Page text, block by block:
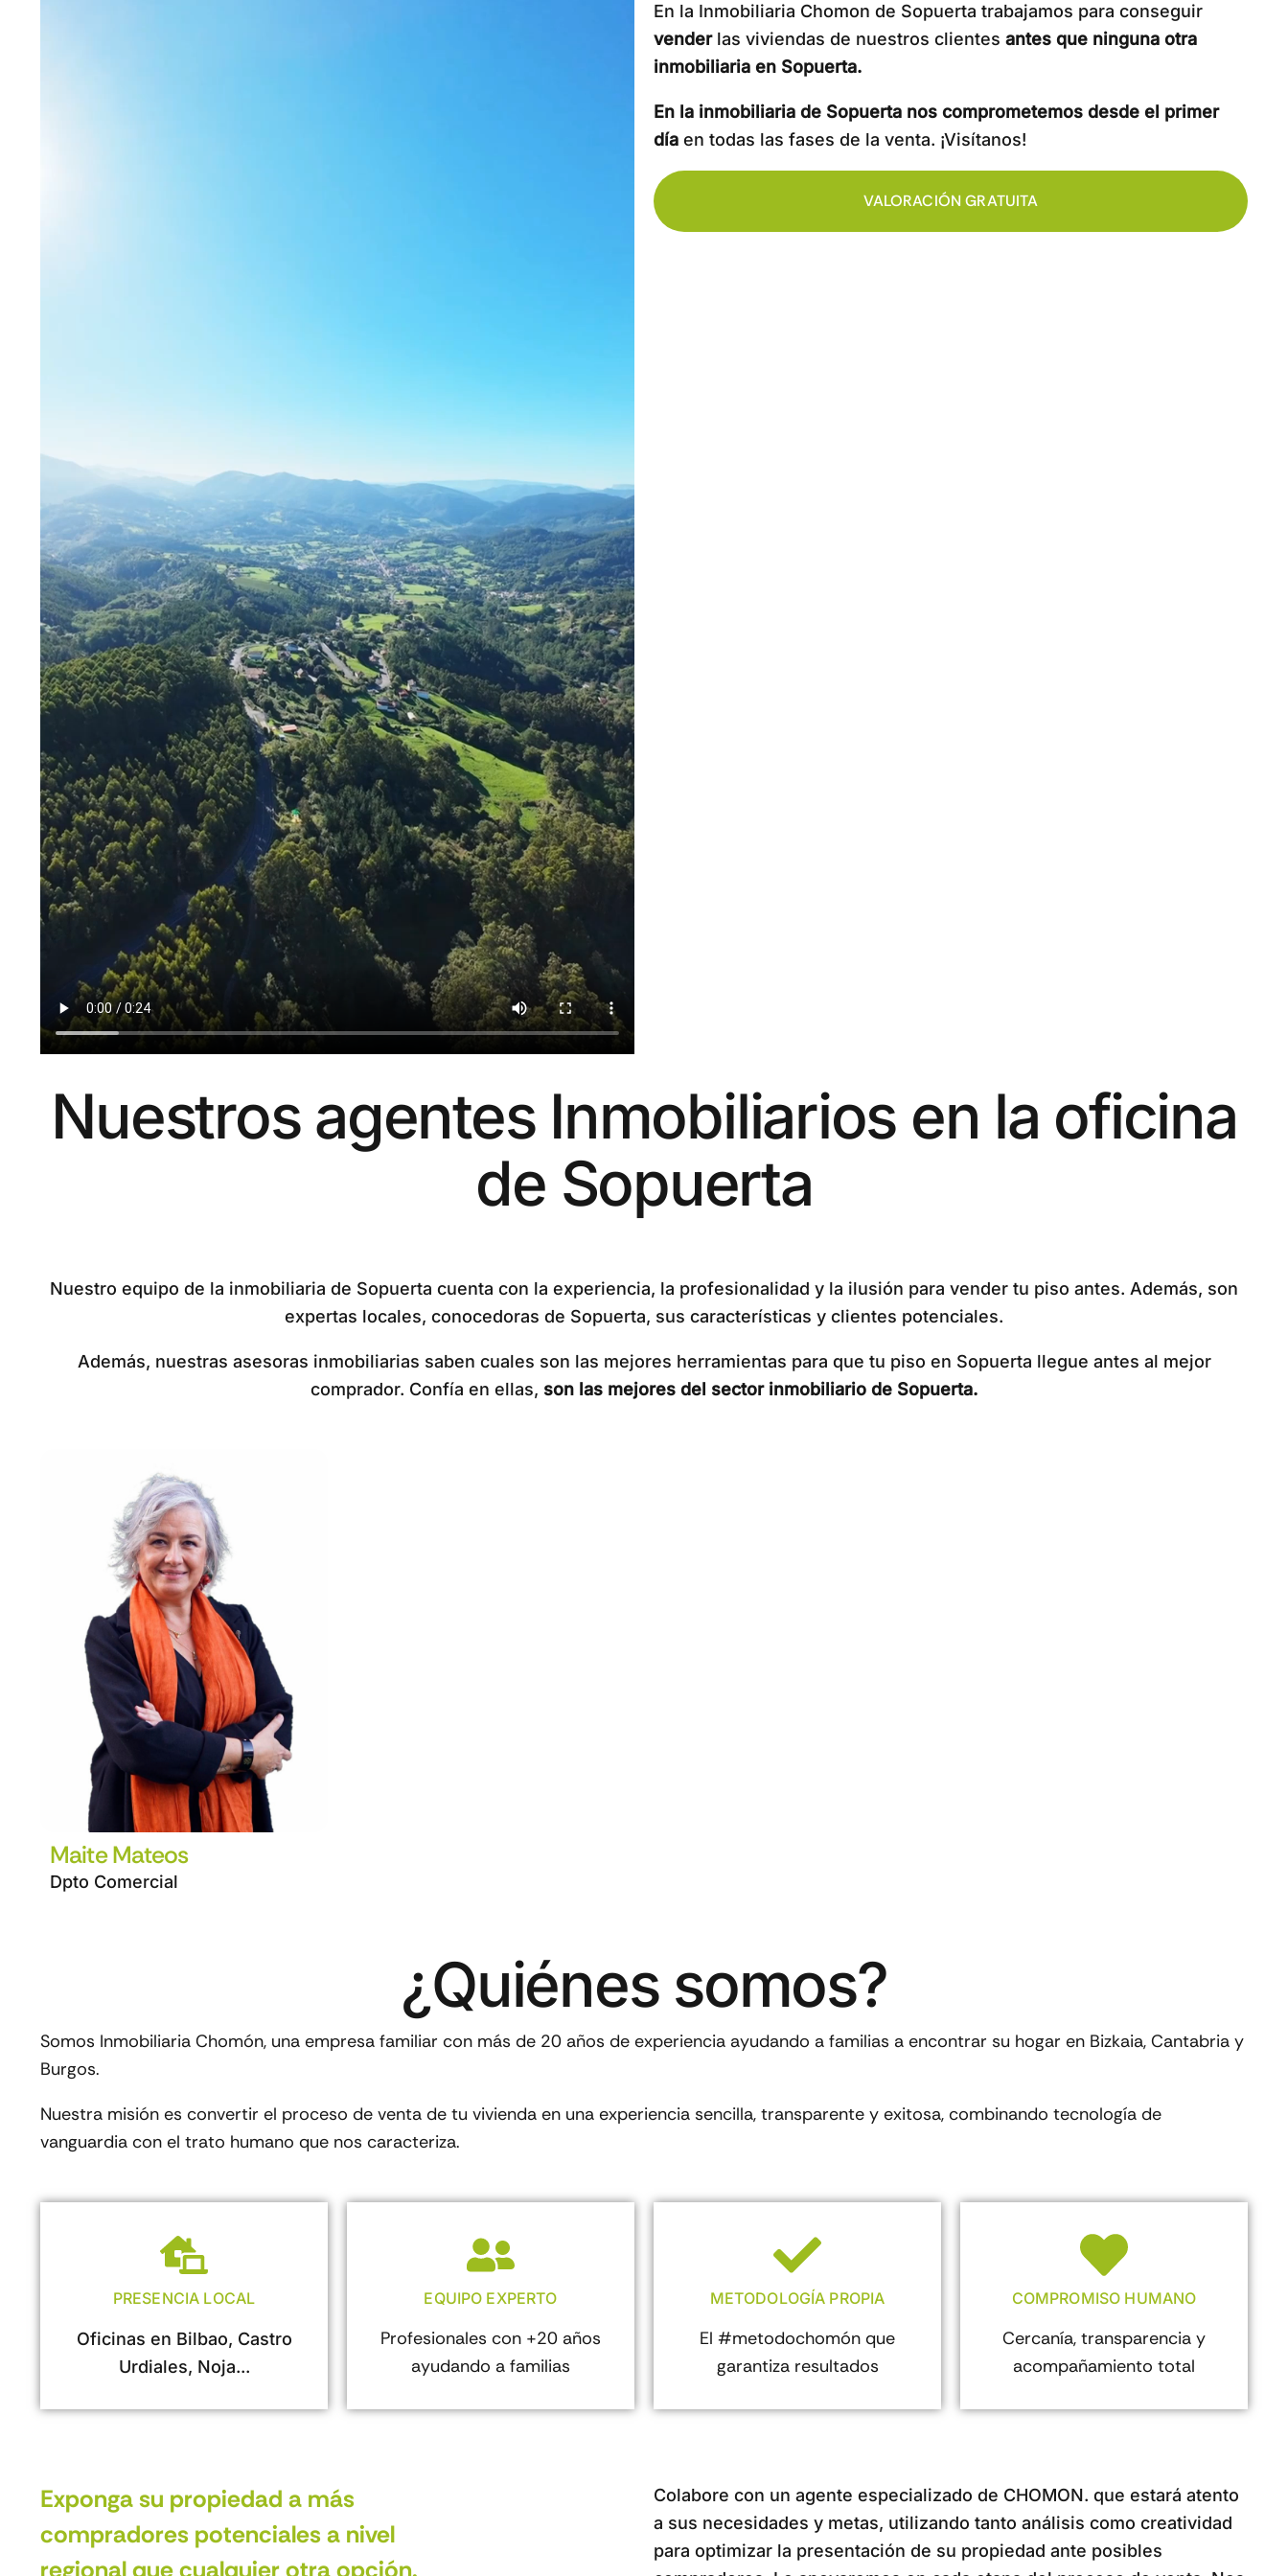
En la Inmobiliaria Chomon de Sopuerta trabajamos para conseguir
venderlas viviendas de nuestros clientes antes que ninguna otra
inmobiliaria en Sopuerta.
En la inmobiliaria de Sopuerta nos comprometemos desde el primer
día en todas las fases de la venta. ¡Visítanos!
VALORACIÓN GRATUITA
Nuestros agentes Inmobiliarios en la oficina
de Sopuerta
Nuestro equipo de la inmobiliaria de Sopuerta cuenta con la experiencia, la profesionalidad y la ilusión para vender tu piso antes. Además, son
expertas locales, conocedoras de Sopuerta, sus características y clientes potenciales.
Además, nuestras asesoras inmobiliarias saben cuales son las mejores herramientas para que tu piso en Sopuerta llegue antes al mejor
comprador. Confía en ellas, son las mejores del sector inmobiliario de Sopuerta.
Maite Mateos
Dpto Comercial
¿Quiénes somos?
Somos Inmobiliaria Chomón, una empresa familiar con más de 20 años de experiencia ayudando a familias a encontrar su hogar en Bizkaia, Cantabria y
Burgos.
Nuestra misión es convertir el proceso de venta de tu vivienda en una experiencia sencilla, transparente y exitosa, combinando tecnología de
vanguardia con el trato humano que nos caracteriza.
PRESENCIA LOCAL
Oficinas en Bilbao, Castro
Urdiales, Noja...
EQUIPO EXPERTO
Profesionales con +20 años
ayudando a familias
METODOLOGÍA PROPIA
El #metodochomón que
garantiza resultados
COMPROMISO HUMANO
Cercanía, transparencia y
acompañamiento total
Exponga su propiedad a más
compradores potenciales a nivel
regional que cualquier otra opción.
Colabore con un agente especializado de CHOMON. que estará atento
a sus necesidades y metas, utilizando tanto análisis como creatividad
para optimizar la presentación de su propiedad ante posibles